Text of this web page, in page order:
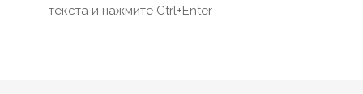
текста и нажмите Ctrl+Enter